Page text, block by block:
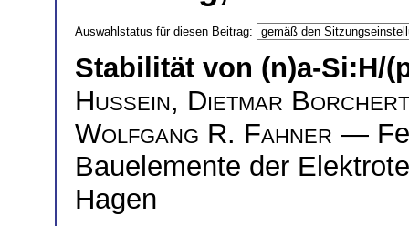
Auswahlstatus für diesen Beitrag:
Stabilität von (n)a-Si:H/
Hussein, Dietmar Borchert
Wolfgang R. Fahner —
Bauelemente der
Hagen